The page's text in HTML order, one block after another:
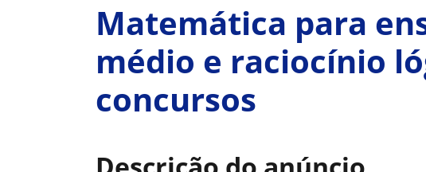
Matemática para
médio e raciocínio
concursos